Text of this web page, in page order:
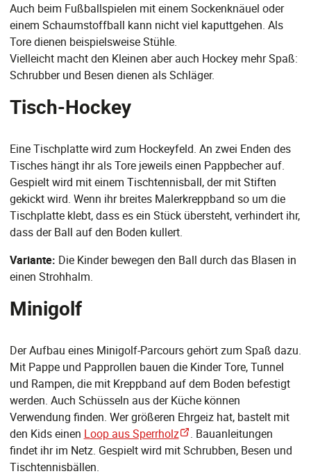
Auch beim Fußballspielen mit einem Sockenknäuel oder
einem Schaumstoffball kann nicht viel kaputtgehen. Als
Tore dienen beispielsweise Stühle.
Vielleicht macht den Kleinen aber auch Hockey mehr Spaß:
Schrubber und Besen dienen als Schläger.
Tisch-Hockey
Eine Tischplatte wird zum Hockeyfeld. An zwei Enden des
Tisches hängt ihr als Tore jeweils einen Pappbecher auf.
Gespielt wird mit einem Tischtennisball, der mit Stiften
gekickt wird. Wenn ihr breites Malerkreppband so um die
Tischplatte klebt, dass es ein Stück übersteht, verhindert ihr,
dass der Ball auf den Boden kullert.
Variante: Die Kinder bewegen den Ball durch das Blasen in
einen Strohhalm.
Minigolf
Der Aufbau eines Minigolf-Parcours gehört zum Spaß dazu.
Mit Pappe und Papprollen bauen die Kinder Tore, Tunnel
und Rampen, die mit Kreppband auf dem Boden befestigt
werden. Auch Schüsseln aus der Küche können
Verwendung finden. Wer größeren Ehrgeiz hat, bastelt mit
den Kids einen Loop aus Sperrholz
. Bauanleitungen
findet ihr im Netz. Gespielt wird mit Schrubben, Besen und
Tischtennisbällen.